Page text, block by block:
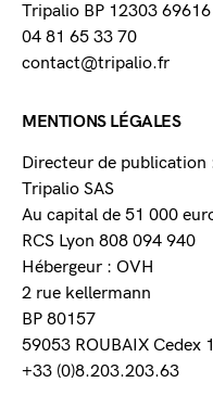
Tripalio BP 12303
04 81 65 33 70
contact@tripalio.fr
MENTIONS LÉGALES
Directeur de publication
Tripalio SAS
Au capital de 51 000
RCS Lyon 808 094 940
Hébergeur : OVH
2 rue kellermann
BP 80157
59053 ROUBAIX Cedex 1
+33 (0)8.203.203.63